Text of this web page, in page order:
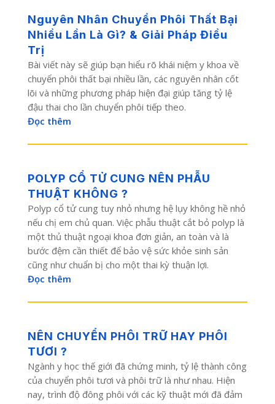
Nguyên Nhân Chuyển Phôi Thất Bại
Nhiều Lần Là Gì? & Giải Pháp Điều
Trị
Bài viết này sẽ giúp bạn hiểu rõ khái niệm y khoa về
chuyển phôi thất bại nhiều lần, các nguyên nhân cốt
lõi và những phương pháp hiện đại giúp tăng tỷ lệ
đậu thai cho lần chuyển phôi tiếp theo.
Đọc thêm
POLYP CỔ TỬ CUNG NÊN PHẪU
THUẬT KHÔNG ?
Polyp cổ tử cung tuy nhỏ nhưng hệ lụy không hề nhỏ
nếu chị em chủ quan. Việc phẫu thuật cắt bỏ polyp là
một thủ thuật ngoại khoa đơn giản, an toàn và là
bước đệm cần thiết để bảo vệ sức khỏe sinh sản
cũng như chuẩn bị cho một thai kỳ thuận lợi.
Đọc thêm
NÊN CHUYỂN PHÔI TRỮ HAY PHÔI
TƯƠI ?
Ngành y học thế giới đã chứng minh, tỷ lệ thành công
của chuyển phôi tươi và phôi trữ là như nhau. Hiện
nay, trình độ đông phôi với các kỹ thuật mới đã đảm